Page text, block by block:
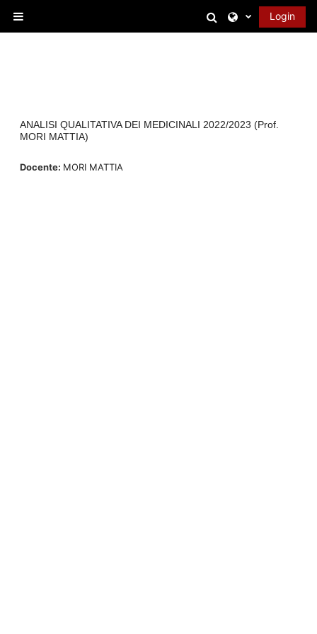
Attiva/disattiva
Login
ANALISI QUALITATIVA DEI MEDICINALI 2022/2023 (Prof.
MORI MATTIA)
Docente: MORI MATTIA